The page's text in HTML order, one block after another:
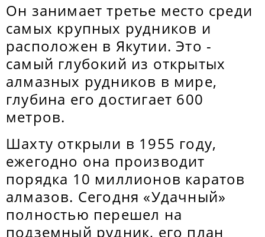
Он занимает третье место среди
самых крупных рудников и
расположен в Якутии. Это -
самый глубокий из открытых
алмазных рудников в мире,
глубина его достигает 600
метров.
Шахту открыли в 1955 году,
ежегодно она производит
порядка 10 миллионов каратов
алмазов. Сегодня «Удачный»
полностью перешел на
подземный рудник, его план